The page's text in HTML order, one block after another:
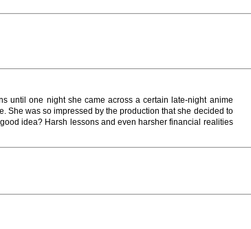
until one night she came across a certain late-night anime
She was so impressed by the production that she decided to
idea? Harsh lessons and even harsher financial realities